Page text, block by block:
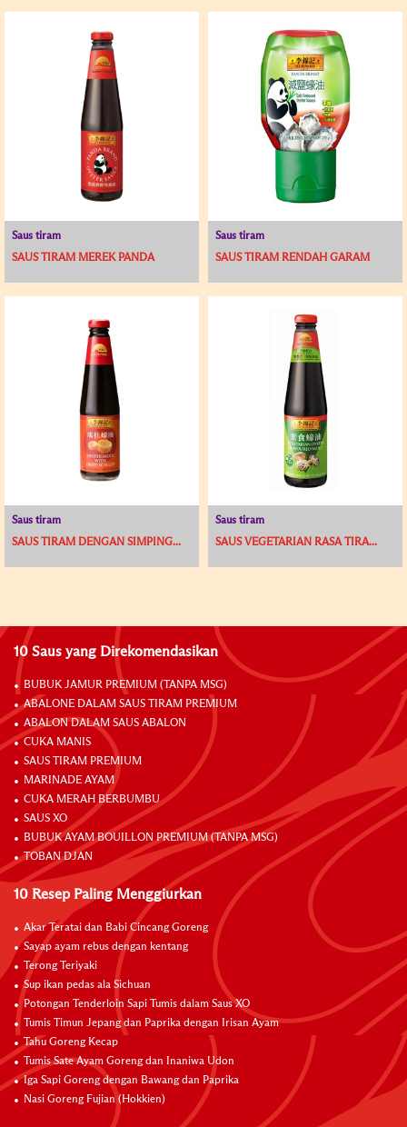
Saus tiram
SAUS TIRAM MEREK PANDA
Saus tiram
SAUS TIRAM RENDAH GARAM
Saus tiram
SAUS TIRAM DENGAN SIMPING...
Saus tiram
SAUS VEGETARIAN RASA TIRA...
10 Saus yang Direkomendasikan
BUBUK JAMUR PREMIUM (TANPA MSG)
ABALONE DALAM SAUS TIRAM PREMIUM
ABALON DALAM SAUS ABALON
CUKA MANIS
SAUS TIRAM PREMIUM
MARINADE AYAM
CUKA MERAH BERBUMBU
SAUS XO
BUBUK AYAM BOUILLON PREMIUM (TANPA MSG)
TOBAN DJAN
10 Resep Paling Menggiurkan
Akar Teratai dan Babi Cincang Goreng
Sayap ayam rebus dengan kentang
Terong Teriyaki
Sup ikan pedas ala Sichuan
Potongan Tenderloin Sapi Tumis dalam Saus XO
Tumis Timun Jepang dan Paprika dengan Irisan Ayam
Tahu Goreng Kecap
Tumis Sate Ayam Goreng dan Inaniwa Udon
Iga Sapi Goreng dengan Bawang dan Paprika
Nasi Goreng Fujian (Hokkien)